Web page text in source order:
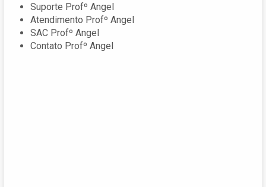
Suporte Profº Angel
Atendimento Profº Angel
SAC Profº Angel
Contato Profº Angel